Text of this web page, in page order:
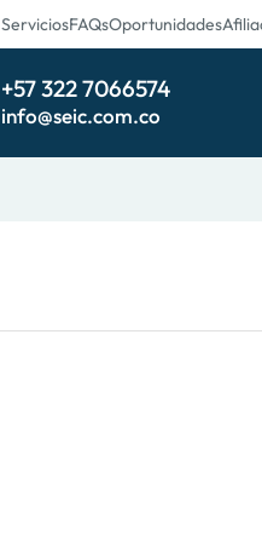
ServiciosFAQsOportunidades
+57 322 7066574
info@seic.com.co